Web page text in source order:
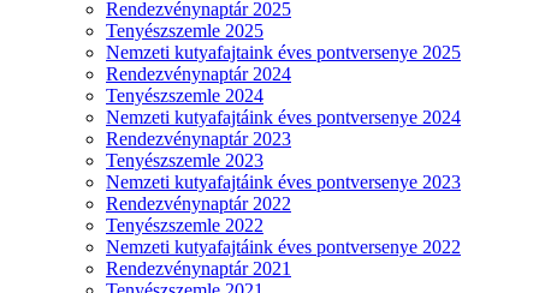
Rendezvénynaptár 2025
Tenyészszemle 2025
Nemzeti kutyafajtaink éves pontversenye 2025
Rendezvénynaptár 2024
Tenyészszemle 2024
Nemzeti kutyafajtáink éves pontversenye 2024
Rendezvénynaptár 2023
Tenyészszemle 2023
Nemzeti kutyafajtáink éves pontversenye 2023
Rendezvénynaptár 2022
Tenyészszemle 2022
Nemzeti kutyafajtáink éves pontversenye 2022
Rendezvénynaptár 2021